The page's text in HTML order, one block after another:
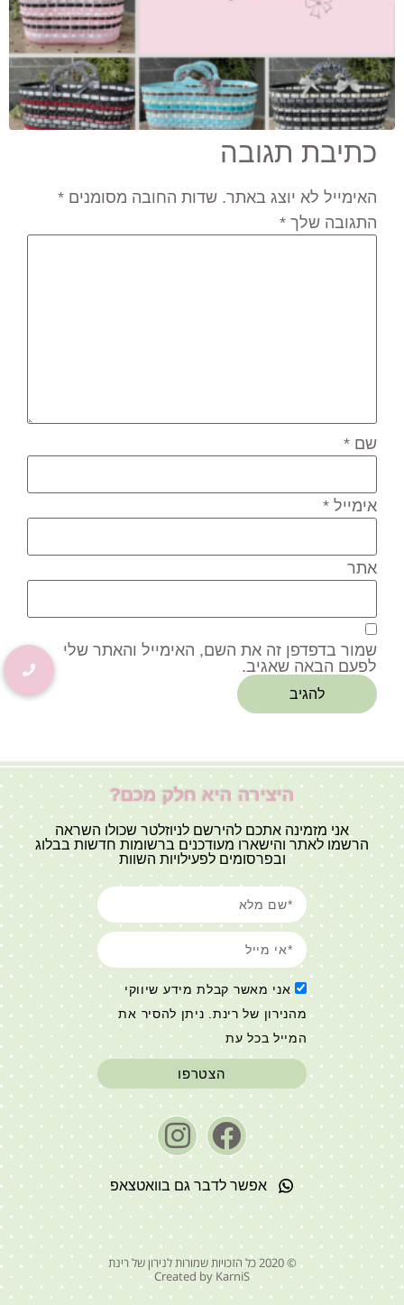
כתיבת תגובה
האימייל לא יוצג באתר. שדות החובה מסומנים *
התגובה שלך *
שם *
אימייל *
אתר
שמור בדפדפן זה את השם, האימייל והאתר שלי
לפעם הבאה שאגיב.
היצירה היא חלק מכם?
אני מזמינה אתכם להירשם לניוזלטר שכולו השראה
הרשמו לאתר והישארו מעודכנים ברשומות חדשות בבלוג
ובפרסומים לפעילויות השוות
אני מאשר קבלת מידע שיווקי
מהנירון של רינת. ניתן להסיר את
המייל בכל עת
הצטרפו
אפשר לדבר גם בוואטצאפ
© 2020 כל הזכויות שמורות לנירון של רינת
Created by KarniS